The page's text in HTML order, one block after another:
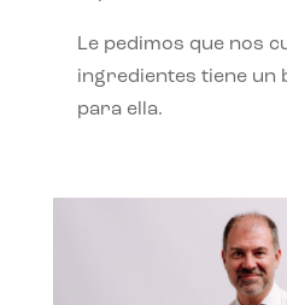
Le pedimos que nos
ingredientes tiene un
para ella.